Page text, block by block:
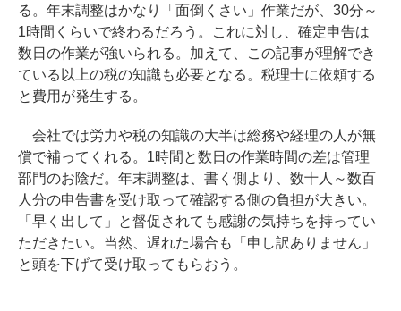
る。年末調整はかなり「面倒くさい」作業だが、30分～
1時間くらいで終わるだろう。これに対し、確定申告は
数日の作業が強いられる。加えて、この記事が理解でき
ている以上の税の知識も必要となる。税理士に依頼する
と費用が発生する。
会社では労力や税の知識の大半は総務や経理の人が無
償で補ってくれる。1時間と数日の作業時間の差は管理
部門のお陰だ。年末調整は、書く側より、数十人～数百
人分の申告書を受け取って確認する側の負担が大きい。
「早く出して」と督促されても感謝の気持ちを持ってい
ただきたい。当然、遅れた場合も「申し訳ありません」
と頭を下げて受け取ってもらおう。